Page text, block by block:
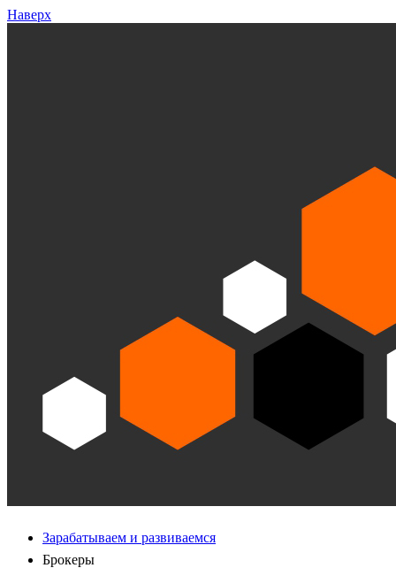
Наверх
Зарабатываем и развиваемся
Брокеры